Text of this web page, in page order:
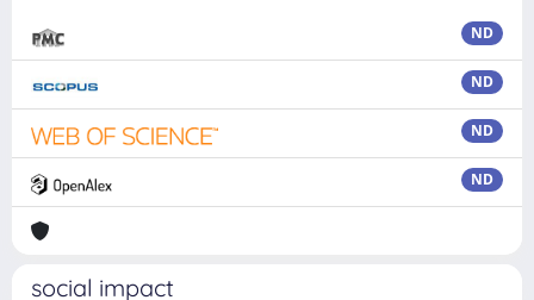
ND
ND
ND
ND
social impact